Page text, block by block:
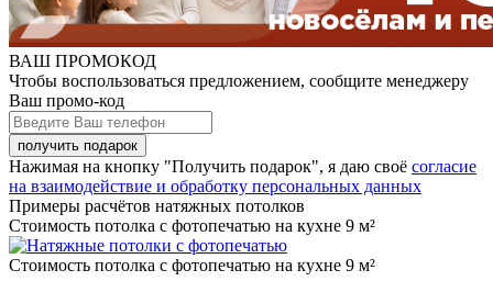
ВАШ ПРОМОКОД
Чтобы воспользоваться предложением, сообщите менеджеру
Ваш промо-код
Нажимая на кнопку "Получить подарок", я даю своё согласие
на взаимодействие и обработку персональных данных
Примеры расчётов натяжных потолков
Стоимость потолка с фотопечатью на кухне 9 м²
Стоимость потолка с фотопечатью на кухне 9 м²